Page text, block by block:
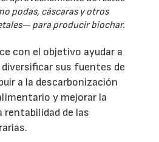
podas, cáscaras y otros
para producir biochar.
con el objetivo ayudar a
sus fuentes de
a la descarbonización
y mejorar la
rentabilidad de las